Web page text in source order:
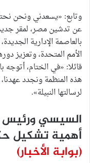
وتابع: «يسعدني ونحن
عن تدشين مصر، لمقر جديد
بالعاصمة الإدارية
الأمم المتحدة، وتعزيز
قائلا: «في الختام،
هذه المنظمة ونجدد
لرسالتها النبيلة».
السيسي ورئيس
أهمية تشكيل
(بوابة الأخبار)